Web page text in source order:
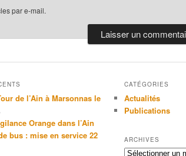
par e-mail.
de l’Ain à Marsonnas le
Orange dans l’Ain
bus : mise en service 22
CATÉGORIES
Actualités
Publications
ARCHIVES
Archives